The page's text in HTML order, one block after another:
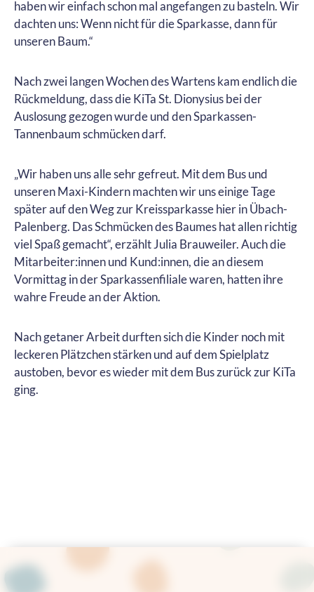
haben wir einfach schon mal angefangen zu basteln. Wir
dachten uns: Wenn nicht für die Sparkasse, dann für
unseren Baum.“
Nach zwei langen Wochen des Wartens kam endlich die
Rückmeldung, dass die KiTa St. Dionysius bei der
Auslosung gezogen wurde und den Sparkassen-
Tannenbaum schmücken darf.
„Wir haben uns alle sehr gefreut. Mit dem Bus und
unseren Maxi-Kindern machten wir uns einige Tage
später auf den Weg zur Kreissparkasse hier in Übach-
Palenberg. Das Schmücken des Baumes hat allen richtig
viel Spaß gemacht“, erzählt Julia Brauweiler. Auch die
Mitarbeiter:innen und Kund:innen, die an diesem
Vormittag in der Sparkassenfiliale waren, hatten ihre
wahre Freude an der Aktion.
Nach getaner Arbeit durften sich die Kinder noch mit
leckeren Plätzchen stärken und auf dem Spielplatz
austoben, bevor es wieder mit dem Bus zurück zur KiTa
ging.